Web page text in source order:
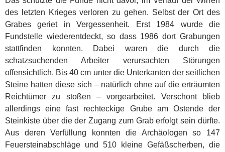
des letzten Krieges verloren zu gehen. Selbst der Ort des
Grabes geriet in Vergessenheit. Erst 1984 wurde die
Fundstelle wiederentdeckt, so dass 1986 dort Grabungen
stattfinden konnten. Dabei waren die durch die
schatzsuchenden Arbeiter verursachten Störungen
offensichtlich. Bis 40 cm unter die Unterkanten der seitlichen
Steine hatten diese sich – natürlich ohne auf die erträumten
Reichtümer zu stoßen – vorgearbeitet. Verschont blieb
allerdings eine fast rechteckige Grube am Ostende der
Steinkiste über die der Zugang zum Grab erfolgt sein dürfte.
Aus deren Verfüllung konnten die Archäologen so 147
Feuersteinabschläge und 510 kleine Gefäßscherben, die